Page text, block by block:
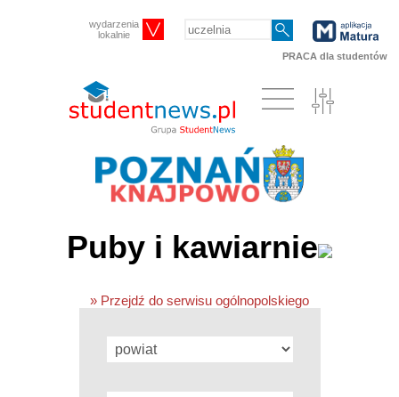
wydarzenia
lokalnie
PRACA dla studentów
Puby i kawiarnie
» Przejdź do serwisu ogólnopolskiego